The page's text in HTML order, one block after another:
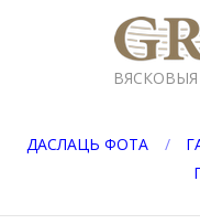
ДАСЛАЦЬ ФОТА